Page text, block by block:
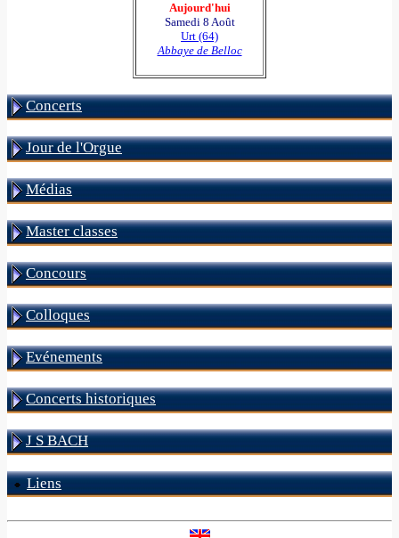
Aujourd'hui
Samedi 8 Août
Urt (64)
Abbaye de Belloc
Concerts
Jour de l'Orgue
Médias
Master classes
Concours
Colloques
Evénements
Concerts historiques
J S BACH
Liens